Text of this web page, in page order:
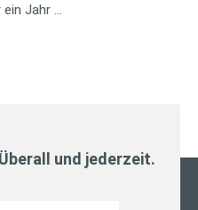
ein Jahr …
und jederzeit.